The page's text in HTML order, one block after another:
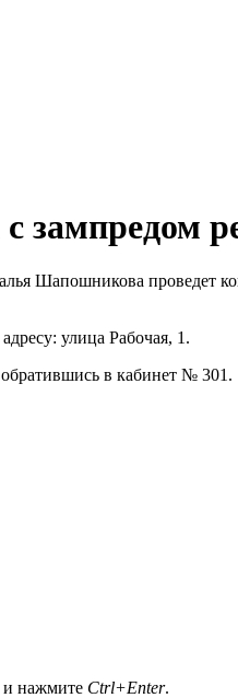
зампредом
Шапошникова
улица Рабочая, 1.
в кабинет № 301.
и нажмите Ctrl+Enter.